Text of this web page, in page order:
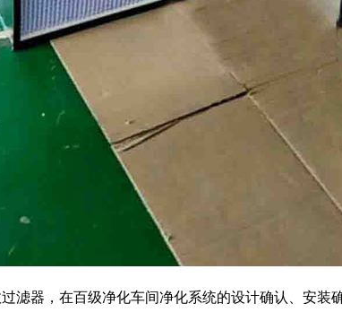
滤器，在百级净化车间净化系统的设计确认、安